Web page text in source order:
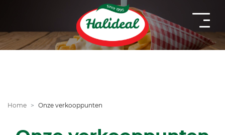
Home Onze verkooppunten